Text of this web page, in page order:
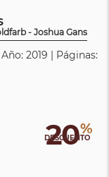
- Joshua Gans
2019 | Páginas:
20%
DESCUENTO